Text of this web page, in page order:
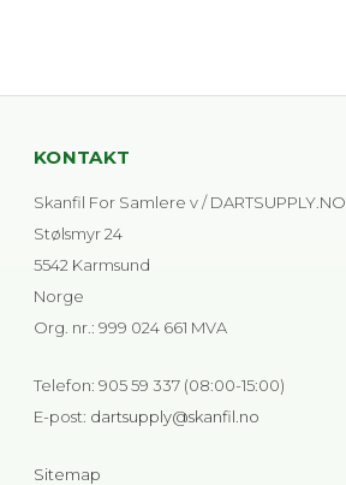
KONTAKT
Skanfil For Samlere v / DARTSUPPLY.NO
Stølsmyr 24
5542 Karmsund
Norge
Org. nr.: 999 024 661 MVA
Telefon: 905 59 337 (08:00-15:00)
E-post: dartsupply@skanfil.no
Sitemap